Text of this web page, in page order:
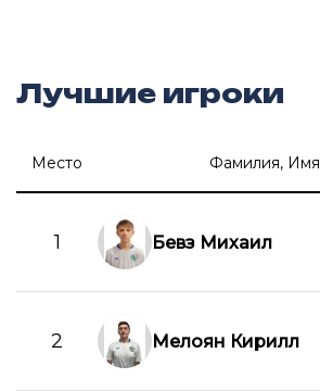
Лучшие игроки
Место Фамилия, Имя
1 Бевз Михаил
2 Мелоян Кирилл